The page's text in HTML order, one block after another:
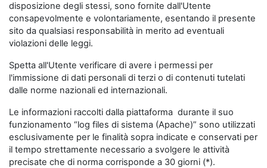
disposizione degli stessi, sono fornite dall'Utente
consapevolmente e volontariamente, esentando il presente
sito da qualsiasi responsabilità in merito ad eventuali
violazioni delle leggi.
Spetta all'Utente verificare di avere i permessi per
l'immissione di dati personali di terzi o di contenuti tutelati
dalle norme nazionali ed internazionali.
Le informazioni raccolti dalla piattaforma durante il suo
funzionamento “log files di sistema (Apache)” sono utilizzati
esclusivamente per le finalità sopra indicate e conservati per
il tempo strettamente necessario a svolgere le attività
precisate che di norma corrisponde a 30 giorni (*).